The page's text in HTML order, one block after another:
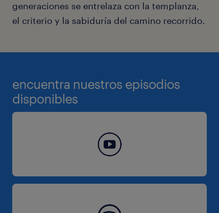
generaciones se entrelaza con la templanza,
el criterio y la sabiduría del camino recorrido.
encuentra nuestros episodios
disponibles